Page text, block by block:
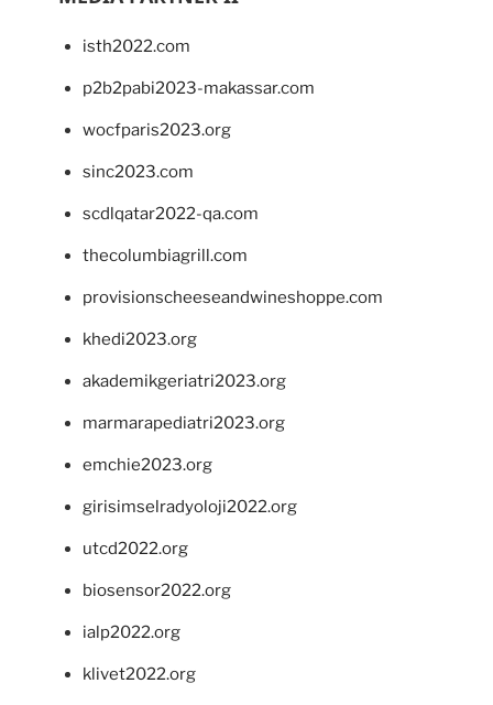
isth2022.com
p2b2pabi2023-makassar.com
wocfparis2023.org
sinc2023.com
scdlqatar2022-qa.com
thecolumbiagrill.com
provisionscheeseandwineshoppe.com
khedi2023.org
akademikgeriatri2023.org
marmarapediatri2023.org
emchie2023.org
girisimselradyoloji2022.org
utcd2022.org
biosensor2022.org
ialp2022.org
klivet2022.org